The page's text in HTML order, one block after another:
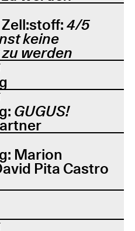
Zell:stoff: 4/5
keine
werden
GUGUS!
Marion
Pita Castro